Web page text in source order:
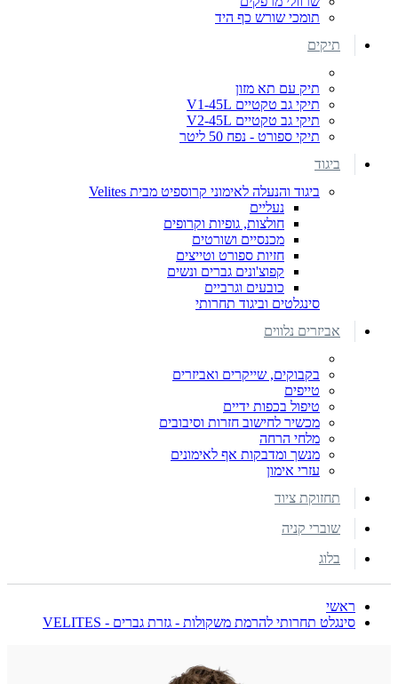
תומכי שורש כף היד
תיקים
תיק עם תא מזון
תיקי גב טקטיים V1-45L
תיקי גב טקטיים V2-45L
תיקי ספורט - נפח 50 ליטר
ביגוד
ביגוד והנעלה לאימוני קרוספיט מבית Velites
נעליים
חולצות, גופיות וקרופים
מכנסיים ושורטים
חזיות ספורט וטייצים
קפוצ'ונים גברים ונשים
כובעים וגרביים
סינגלטים וביגוד תחרותי
אביזרים נלווים
בקבוקים, שייקרים ואביזרים
טייפים
טיפול בכפות ידיים
מכשיר לחישוב חזרות וסיבובים
מלחי הרחה
מנשך ומדבקות אף לאימונים
עזרי אימון
תחזוקת ציוד
שוברי קניה
בלוג
ראשי
סינגלט תחרותי להרמת משקולות - גזרת גברים - VELITES